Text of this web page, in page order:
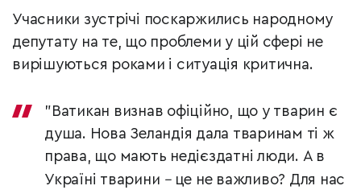
Учасники зустрічі поскаржились народному
депутату на те, що проблеми у цій сфері не
вирішуються роками і ситуація критична.
"Ватикан визнав офіційно, що у тварин є
душа. Нова Зеландія дала тваринам ті ж
права, що мають недієздатні люди. А в
Україні тварини – це не важливо? Для нас